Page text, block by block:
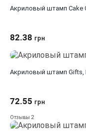
Акриловый штамп Cake
82.38 грн
Акриловый штамп Gifts,
72.55 грн
Отзывы 2